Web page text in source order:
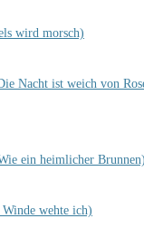
wird morsch)
Nacht ist weich von
ein heimlicher Brunnen)
wehte ich)